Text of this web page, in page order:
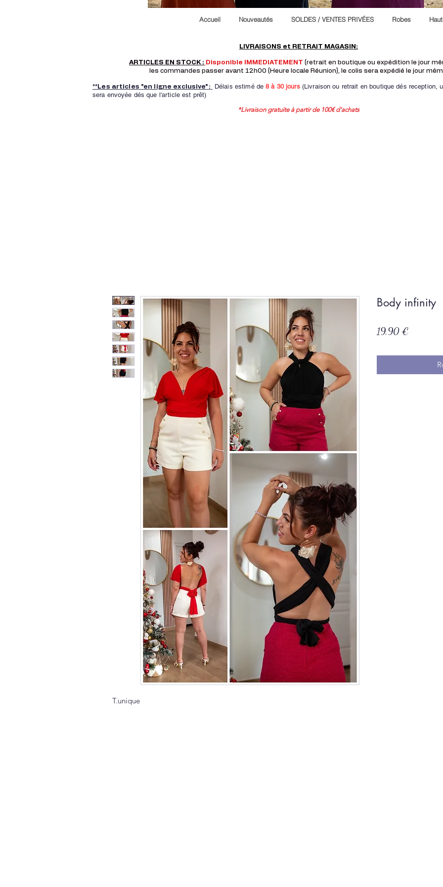
Accueil Nouveautés SOLDES / VENTES PRIVÉES Robes
LIVRAISONS et RETRAIT MAGASIN:
ARTICLES EN STOCK : Disponible IMMEDIATEMENT (retrait en boutique ou expédition le jour
les commandes passer avant 12h00 (Heure locale Réunion), le colis sera expédié le jour
**Les articles "en ligne exclusive": Délais estimé de8 à 30 jours(Livraison ou retrait en boutique dés reception,
sera envoyée dés que l'article est prêt)
*Livraison gratuite à partir de 100€ d'achats
T.unique
Body infinity
19,90 €